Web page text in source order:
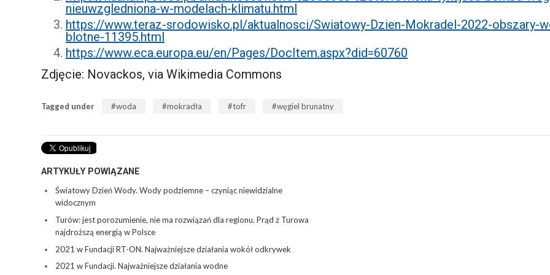
nieuwzgledniona-w-modelach-klimatu.html
https://www.teraz-srodowisko.pl/aktualnosci/Swiatowy-Dzien-Mokradel-2022-obszary-
blotne-11395.html
https://www.eca.europa.eu/en/Pages/DocItem.aspx?did=60760
Zdjęcie: Novackos, via Wikimedia Commons
Tagged under woda mokradła tofr węgiel brunatny
ARTYKUŁY POWIĄZANE
Światowy Dzień Wody. Wody podziemne – czyniąc niewidzialne
widocznym
Turów: jest porozumienie, nie ma rozwiązań dla regionu. Prąd z Turowa
najdroższą energią w Polsce
2021 w Fundacji RT-ON. Najważniejsze działania wokół odkrywek
2021 w Fundacji. Najważniejsze działania wodne